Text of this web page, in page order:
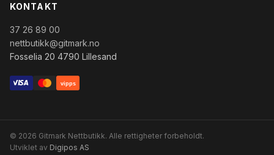
KONTAKT
37 26 89 00
nettbutikk@gitmark.no
Fosselia 20 4790 Lillesand
vipps
© 2026 Gitmark Nettbutikk. Alle rettigheter forbeholdt.
Utviklet av Digipos AS